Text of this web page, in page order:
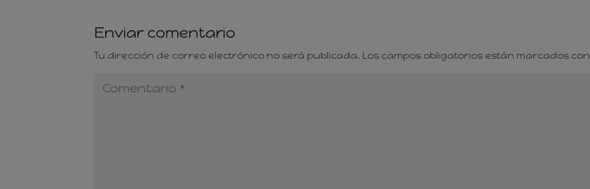
Enviar comentario
Tu dirección de correo electrónico no será publicada. Los campos obligatorios están marcados con